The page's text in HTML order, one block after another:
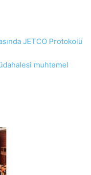
JETCO Protokolü
muhtemel